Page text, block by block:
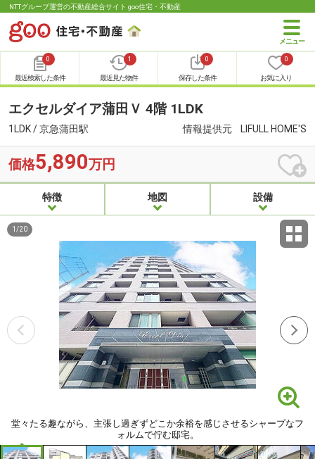
NTTグループ運営の不動産総合サイト goo住宅・不動産
0
最近検索した条件
1
最近見た物件
0
保存した条件
0
お気に入り
エクセルダイア蒲田Ｖ 4階 1LDK
1LDK / 京急蒲田駅 情報提供元 LIFULL HOME'S
価格5,890万円
特徴 地図 設備
堂々たる趣ながら、主張し過ぎずどこか余裕を感じさせるシャープなフ
ォルムで佇む邸宅。
1 /20